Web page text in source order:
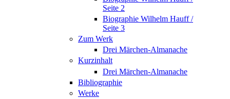
Seite 2
Biographie Wilhelm Hauff /
Seite 3
Zum Werk
Drei Märchen-Almanache
Kurzinhalt
Drei Märchen-Almanache
Bibliographie
Werke